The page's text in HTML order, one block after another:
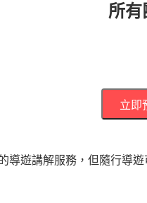
所有
立即
遊講解服務，但隨行導